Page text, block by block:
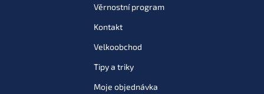
Věrnostní program
Kontakt
Velkoobchod
Tipy a triky
Moje objednávka